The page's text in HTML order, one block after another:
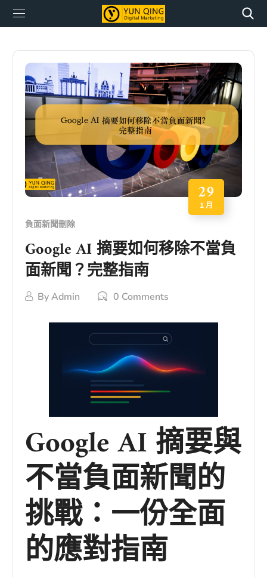
29
1 月
負面新聞刪除
Google AI 摘要如何移除不當負
面新聞？完整指南
ByAdmin 0 Comments
Google AI 摘要與
不當負面新聞的
挑戰：一份全面
的應對指南